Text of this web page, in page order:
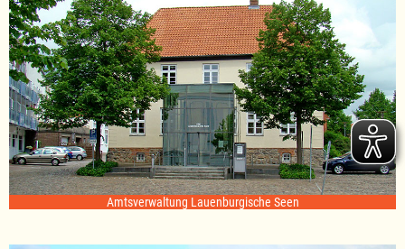
Amtsverwaltung Lauenburgische Seen